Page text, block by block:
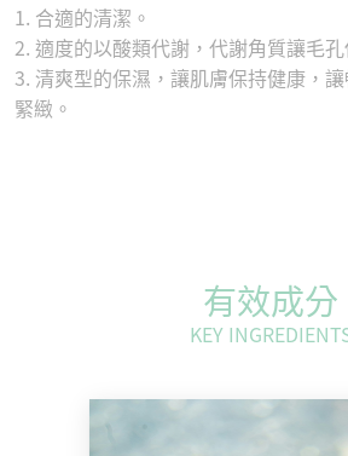
1. 合適的清潔。
2. 適度的以酸類代謝，代謝角質讓毛孔
3. 清爽型的保濕，讓肌膚保持健康，
緊緻。
有效成分
KEY